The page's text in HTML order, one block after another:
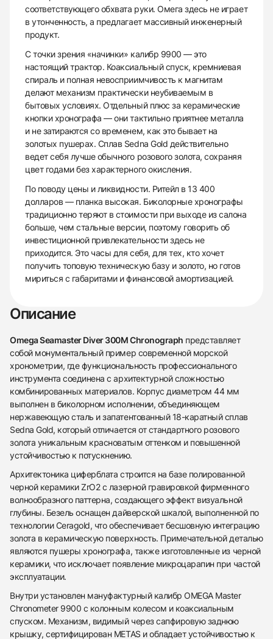
соответствующего обхвата руки. Омега здесь не играет
в утонченность, а предлагает массивный инженерный
продукт.
С точки зрения «начинки» калибр 9900 — это
настоящий трактор. Коаксиальный спуск, кремниевая
спираль и полная невосприимчивость к магнитам
делают механизм практически неубиваемым в
бытовых условиях. Отдельный плюс за керамические
кнопки хронографа — они тактильно приятнее металла
и не затираются со временем, как это бывает на
золотых пушерах. Сплав Sedna Gold действительно
ведет себя лучше обычного розового золота, сохраняя
цвет годами без характерного окисления.
По поводу цены и ликвидности. Ритейл в 13 400
долларов — планка высокая. Биколорные хронографы
традиционно теряют в стоимости при выходе из салона
больше, чем стальные версии, поэтому говорить об
инвестиционной привлекательности здесь не
приходится. Это часы для себя, для тех, кто хочет
получить топовую техническую базу и золото, но готов
мириться с габаритами и финансовой амортизацией.
Описание
Omega Seamaster Diver 300M Chronograph представляет
собой монументальный пример современной морской
хронометрии, где функциональность профессионального
инструмента соединена с архитектурной сложностью
комбинированных материалов. Корпус диаметром 44 мм
выполнен в биколорном исполнении, объединяющем
нержавеющую сталь и запатентованный 18-каратный сплав
Sedna Gold, который отличается от стандартного розового
золота уникальным красноватым оттенком и повышенной
устойчивостью к потускнению.
Архитектоника циферблата строится на базе полированной
черной керамики ZrO2 с лазерной гравировкой фирменного
волнообразного паттерна, создающего эффект визуальной
глубины. Безель оснащен дайверской шкалой, выполненной по
технологии Ceragold, что обеспечивает бесшовную интеграцию
золота в керамическую поверхность. Примечательной деталью
являются пушеры хронографа, также изготовленные из черной
керамики, что исключает появление микроцарапин при частой
эксплуатации.
Внутри установлен мануфактурный калибр OMEGA Master
Chronometer 9900 с колонным колесом и коаксиальным
спуском. Механизм, видимый через сапфировую заднюю
крышку, сертифицирован METAS и обладает устойчивостью к